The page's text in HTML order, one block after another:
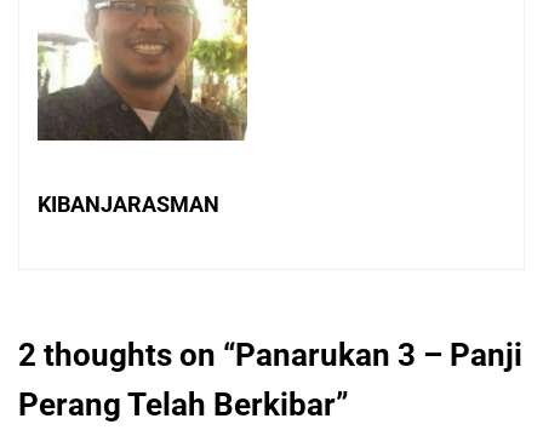
KIBANJARASMAN
2 thoughts on “Panarukan 3 – Panji
Perang Telah Berkibar”